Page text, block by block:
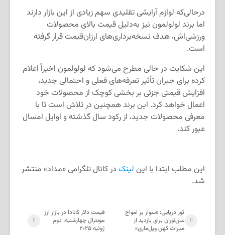
درحالی‌که لوازم آرایشی تقلیدی سهم زیادی از این بازار دارند
اما برند لولولمون نیز به‌دلیل قیمت بالای محصولات
ورزشی‌اش، هدف نسخه‌برداری‌های ارزان‌قیمت قرار گرفته
است.
این شکایت در حالی مطرح می‌شود که لولولمون اخیراً اعلام
کرده برای جبران تأثیر تعرفه‌های فعلی و احتمالی جدید،
افزایش قیمتی جزئی بر بخشی کوچک از محصولات خود
اعمال خواهد کرد. این برند همچنین در تلاش است تا با
معرفی محصولات جدید، از رکود سال گذشته و اوایل امسال
عبور کند.
این مطلب ابتدا با این لینک در کانال تلگرامی «مداد» منتشر
شد.
تور دریایی: «سوار بر امواج
سن‌لوران برای بازدید از
میراث کهن ویل‌ماری»
قیمت دلار کانادا در بازار ارز
مونترال چهارشنبه، دوم
ژوئیه ۲۰۲۵